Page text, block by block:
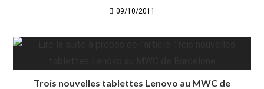
09/10/2011
Trois nouvelles tablettes Lenovo au MWC de